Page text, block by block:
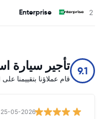
Enterprise
9.1 تأجير سيارة
قام عملاؤنا بتقييمنا على 9.1/ 10 من أصل 12842
25-05-2026